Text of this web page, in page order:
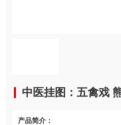
中医挂图：五禽戏
产品简介：